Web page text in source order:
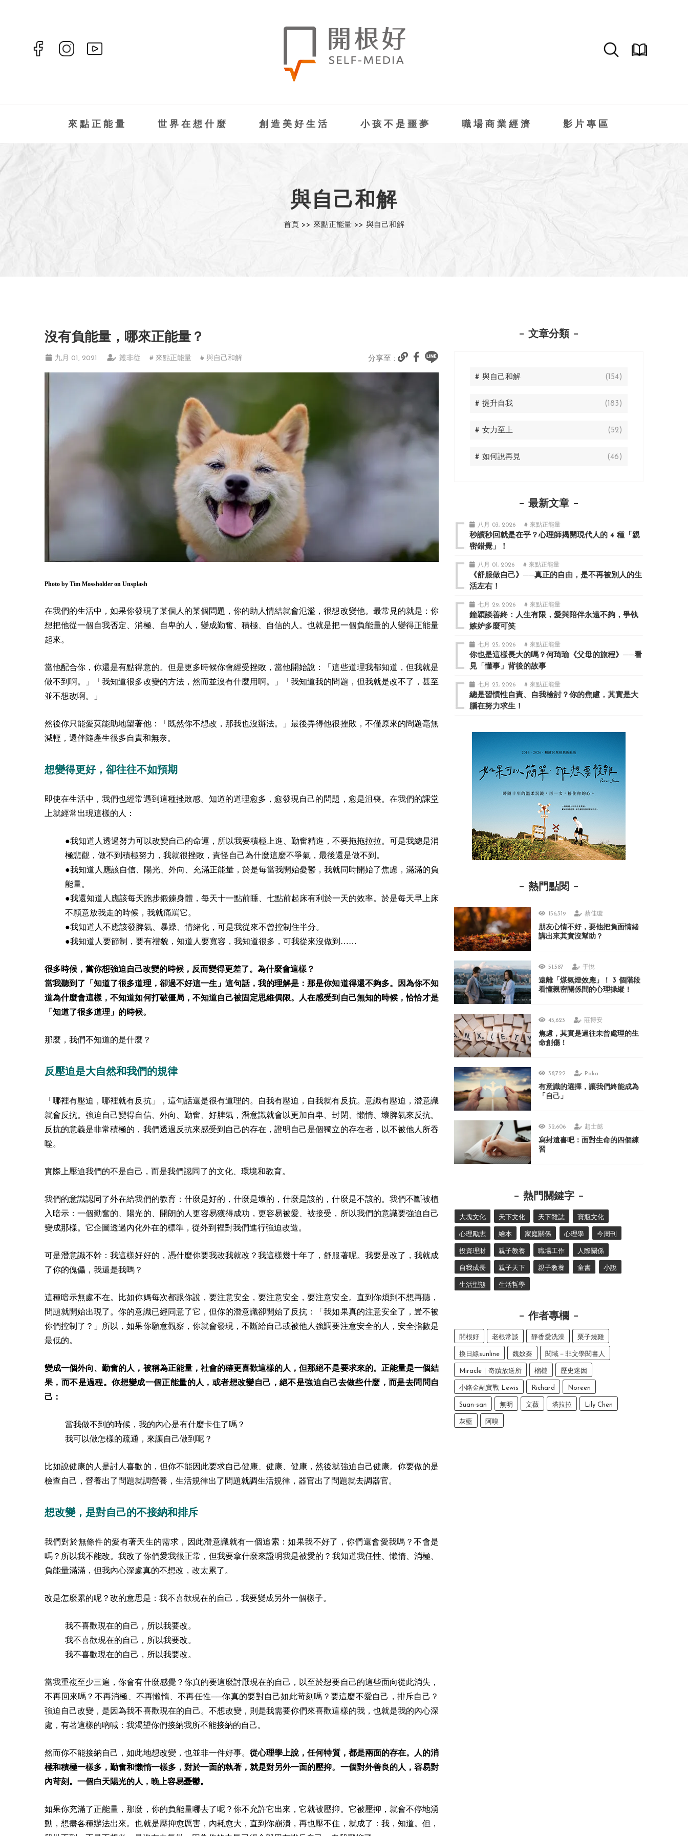
來點正能量 世界在想什麼 創造美好生活 小孩不是噩夢 職場商業經濟 影片專區
與自己和解
首頁 >> 來點正能量 >> 與自己和解
沒有負能量，哪來正能量？
九月 01, 2021 叢非從 # 來點正能量 # 與自己和解 分享至 :
Photo by Tim Mossholder on Unsplash
在我們的生活中，如果你發現了某個人的某個問題，你的助人情結就會氾濫，很想改變他。最常見的就是：你
想把他從一個自我否定、消極、自卑的人，變成勤奮、積極、自信的人。也就是把一個負能量的人變得正能量
起來。
當他配合你，你還是有點得意的。但是更多時候你會經受挫敗，當他開始說：「這些道理我都知道，但我就是
做不到啊。」「我知道很多改變的方法，然而並沒有什麼用啊。」「我知道我的問題，但我就是改不了，甚至
並不想改啊。」
然後你只能愛莫能助地望著他：「既然你不想改，那我也沒辦法。」最後弄得他很挫敗，不僅原來的問題毫無
減輕，還伴隨產生很多自責和無奈。
想變得更好，卻往往不如預期
即使在生活中，我們也經常遇到這種挫敗感。知道的道理愈多，愈發現自己的問題，愈是沮喪。在我們的課堂
上就經常出現這樣的人：
●我知道人透過努力可以改變自己的命運，所以我要積極上進、勤奮精進，不要拖拖拉拉。可是我總是消
極悲觀，做不到積極努力，我就很挫敗，責怪自己為什麼這麼不爭氣，最後還是做不到。
●我知道人應該自信、陽光、外向、充滿正能量，於是每當我開始憂鬱，我就同時開始了焦慮，滿滿的負
能量。
●我還知道人應該每天跑步鍛鍊身體，每天十一點前睡、七點前起床有利於一天的效率。於是每天早上床
不願意放我走的時候，我就痛罵它。
●我知道人不應該發脾氣、暴躁、情緒化，可是我從來不曾控制住半分。
●我知道人要節制，要有禮貌，知道人要寬容，我知道很多，可我從來沒做到……
很多時候，當你想強迫自己改變的時候，反而變得更差了。為什麼會這樣？
當我聽到了「知道了很多道理，卻過不好這一生」這句話，我的理解是：那是你知道得還不夠多。因為你不知
道為什麼會這樣，不知道如何打破僵局，不知道自己被固定思維侷限。人在感受到自己無知的時候，恰恰才是
「知道了很多道理」的時候。
那麼，我們不知道的是什麼？
反壓迫是大自然和我們的規律
「哪裡有壓迫，哪裡就有反抗」，這句話還是很有道理的。自我有壓迫，自我就有反抗。意識有壓迫，潛意識
就會反抗。強迫自己變得自信、外向、勤奮、好脾氣，潛意識就會以更加自卑、封閉、懶惰、壞脾氣來反抗。
反抗的意義是非常積極的，我們透過反抗來感受到自己的存在，證明自己是個獨立的存在者，以不被他人所吞
噬。
實際上壓迫我們的不是自己，而是我們認同了的文化、環境和教育。
我們的意識認同了外在給我們的教育：什麼是好的，什麼是壞的，什麼是該的，什麼是不該的。我們不斷被植
入暗示：一個勤奮的、陽光的、開朗的人更容易獲得成功，更容易被愛、被接受，所以我們的意識要強迫自己
變成那樣。它企圖透過內化外在的標準，從外到裡對我們進行強迫改造。
可是潛意識不幹：我這樣好好的，憑什麼你要我改我就改？我這樣幾十年了，舒服著呢。我要是改了，我就成
了你的傀儡，我還是我嗎？
這種暗示無處不在。比如你媽每次都跟你說，要注意安全，要注意安全，要注意安全。直到你煩到不想再聽，
問題就開始出現了。你的意識已經同意了它，但你的潛意識卻開始了反抗：「我如果真的注意安全了，豈不被
你們控制了？」所以，如果你願意觀察，你就會發現，不斷給自己或被他人強調要注意安全的人，安全指數是
最低的。
變成一個外向、勤奮的人，被稱為正能量，社會的確更喜歡這樣的人，但那絕不是要求來的。正能量是一個結
果，而不是過程。你想變成一個正能量的人，或者想改變自己，絕不是強迫自己去做些什麼，而是去問問自
己：
當我做不到的時候，我的內心是有什麼卡住了嗎？
我可以做怎樣的疏通，來讓自己做到呢？
比如說健康的人是討人喜歡的，但你不能因此要求自己健康、健康、健康，然後就強迫自己健康。你要做的是
檢查自己，營養出了問題就調營養，生活規律出了問題就調生活規律，器官出了問題就去調器官。
想改變，是對自己的不接納和排斥
我們對於無條件的愛有著天生的需求，因此潛意識就有一個追索：如果我不好了，你們還會愛我嗎？不會是
嗎？所以我不能改。我改了你們愛我很正常，但我要拿什麼來證明我是被愛的？ 我知道我任性、懶惰、消極、
負能量滿滿，但我內心深處真的不想改，改太累了。
改是怎麼累的呢？改的意思是：我不喜歡現在的自己，我要變成另外一個樣子。
我不喜歡現在的自己，所以我要改。
我不喜歡現在的自己，所以我要改。
我不喜歡現在的自己，所以我要改。
當我重複至少三遍，你會有什麼感覺？你真的要這麼討厭現在的自己，以至於想要自己的這些面向從此消失，
不再回來嗎？不再消極、不再懶惰、不再任性──你真的要對自己如此苛刻嗎？要這麼不愛自己，排斥自己？
強迫自己改變，是因為我不喜歡現在的自己。不想改變，則是我需要你們來喜歡這樣的我，也就是我的內心深
處，有著這樣的吶喊：我渴望你們接納我所不能接納的自己。
然而你不能接納自己，如此地想改變，也並非一件好事。從心理學上說，任何特質，都是兩面的存在。人的消
極和積極一樣多，勤奮和懶惰一樣多，對於一面的執著，就是對另外一面的壓抑。一個對外善良的人，容易對
內苛刻。一個白天陽光的人，晚上容易憂鬱。
如果你充滿了正能量，那麼，你的負能量哪去了呢？ 你不允許它出來，它就被壓抑。它被壓抑，就會不停地湧
動，想盡各種辦法出來。也就是壓抑愈厲害，內耗愈大，直到你崩潰，再也壓不住，就成了：我，知道。但，
文章分類
# 與自己和解 (154)
# 提升自我 (183)
# 女力至上 (52)
# 如何說再見 (46)
最新文章
八月 03, 2026 # 來點正能量
秒讀秒回就是在乎？心理師揭開現代人的 4 種「親
密錯覺」！
八月 01, 2026 # 來點正能量
《舒服做自己》──真正的自由，是不再被別人的生
活左右！
七月 29, 2026 # 來點正能量
鐘穎談善終：人生有限，愛與陪伴永遠不夠，爭執
嫉妒多麼可笑
七月 25, 2026 # 來點正能量
你也是這樣長大的嗎？何琦瑜《父母的旅程》──看
見「懂事」背後的故事
七月 23, 2026 # 來點正能量
總是習慣性自責、自我檢討？你的焦慮，其實是大
腦在努力求生！
熱門點閱
156,319 蔡佳璇
朋友心情不好，要他把負面情緒
講出來其實沒幫助？
51,587 于悅
遠離「煤氣燈效應」！ 3 個階段
看懂親密關係間的心理操縱！
45,623 莊博安
焦慮，其實是過往未曾處理的生
命創傷！
38,722 Poka
有意識的選擇，讓我們終能成為
「自己」
32,606 趙士懿
寫封遺書吧：面對生命的四個練
習
熱門關鍵字
大塊文化 天下文化 天下雜誌 寶瓶文化
心理勵志 繪本 家庭關係 心理學 今周刊
投資理財 親子教養 職場工作 人際關係
自我成長 親子天下 親子教養 童書 小說
生活型態 生活哲學
作者專欄
開根好 老根常談 靜香愛洗澡 栗子燒雞
換日線sunline 魏妏秦 閱域－非文學閱書人
Miracle｜奇蹟放送所 榴槤 歷史迷因
小路金融實戰 Lewis Richard Noreen
Suan-san 無明 文薇 塔拉拉 Lily Chen
灰藍 阿嗅